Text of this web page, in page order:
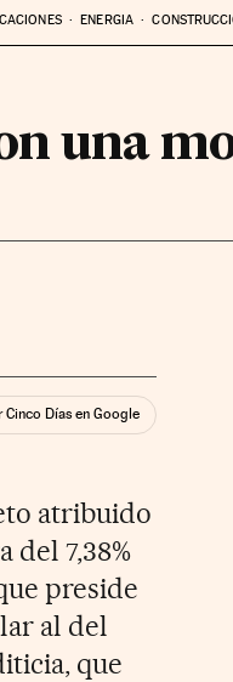
ENERGIA
una
Cinco Días en Google
atribuido
del 7,38%
preside
al del
que